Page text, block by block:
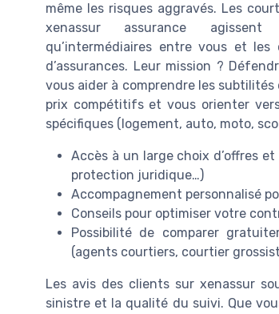
même les risques aggravés. Les
xenassur assurance
qu’intermédiaires entre vous et les
d’assurances. Leur mission ?
vous aider à comprendre les
prix compétitifs et vous orienter
spécifiques (logement, auto, moto,
Accès à un large choix d’offres
protection juridique…)
Accompagnement personnalisé
Conseils pour optimiser votre
Possibilité de comparer
(agents courtiers, courtier
Les avis des clients sur xenassur
sinistre et la qualité du suivi. Que